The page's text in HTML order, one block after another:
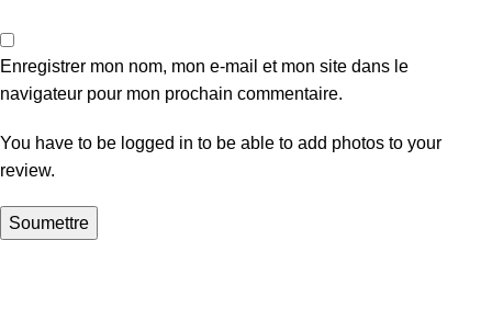
Enregistrer mon nom, mon e-mail et mon site dans le
navigateur pour mon prochain commentaire.
You have to be logged in to be able to add photos to your
review.